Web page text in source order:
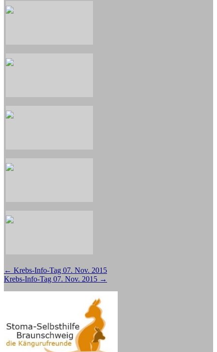
Beitragsnavigation
← Krebs-Info-Tag 07. Nov. 2015
Krebs-Info-Tag 07. Nov. 2015 →